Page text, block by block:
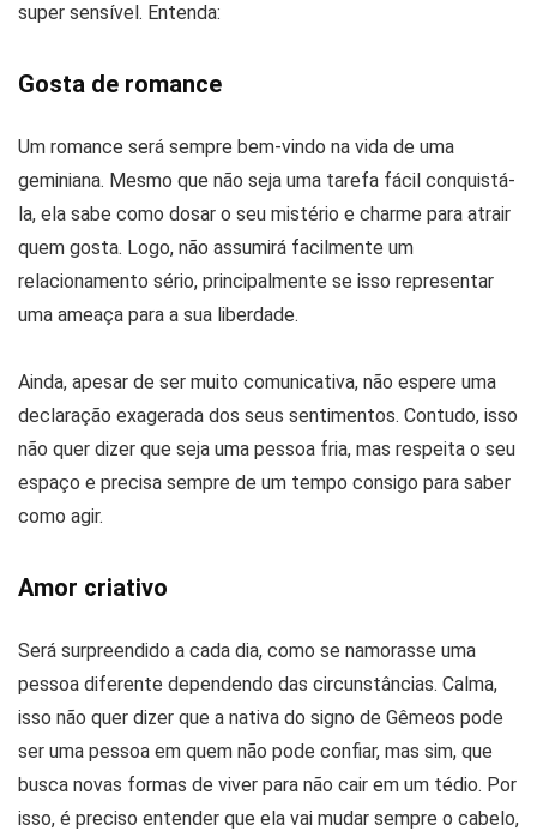
super sensível. Entenda:
Gosta de romance
Um romance será sempre bem-vindo na vida de uma
geminiana. Mesmo que não seja uma tarefa fácil conquistá-
la, ela sabe como dosar o seu mistério e charme para atrair
quem gosta. Logo, não assumirá facilmente um
relacionamento sério, principalmente se isso representar
uma ameaça para a sua liberdade.
Ainda, apesar de ser muito comunicativa, não espere uma
declaração exagerada dos seus sentimentos. Contudo, isso
não quer dizer que seja uma pessoa fria, mas respeita o seu
espaço e precisa sempre de um tempo consigo para saber
como agir.
Amor criativo
Será surpreendido a cada dia, como se namorasse uma
pessoa diferente dependendo das circunstâncias. Calma,
isso não quer dizer que a nativa do signo de Gêmeos pode
ser uma pessoa em quem não pode confiar, mas sim, que
busca novas formas de viver para não cair em um tédio. Por
isso, é preciso entender que ela vai mudar sempre o cabelo,